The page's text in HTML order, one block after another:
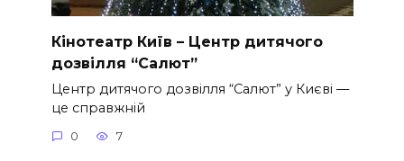
Кінотеатр Київ – Центр дитячого
дозвілля “Салют”
Центр дитячого дозвілля “Салют” у Києві —
це справжній
0 7